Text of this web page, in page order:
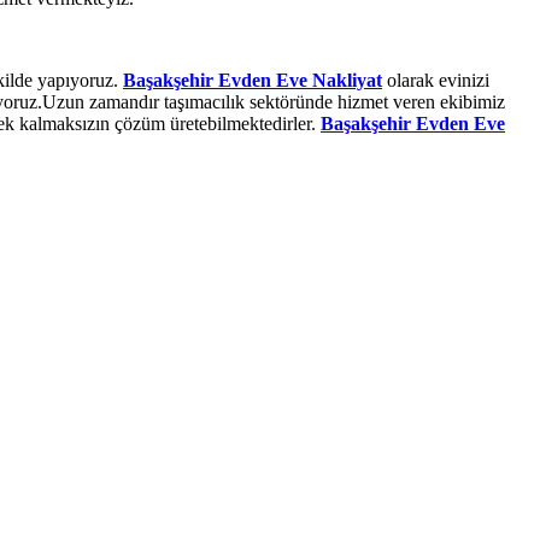
yapıyoruz. Başakşehir Evden Eve Nakliyat olarak evinizi
zamandır taşımacılık sektöründe hizmet veren ekibimiz
kalmaksızın çözüm üretebilmektedirler. Başakşehir Evden Eve